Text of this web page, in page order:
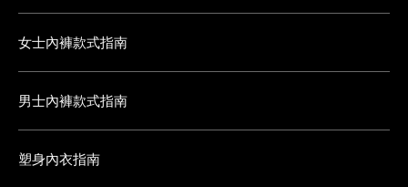
女士內褲款式指南
男士內褲款式指南
塑身內衣指南